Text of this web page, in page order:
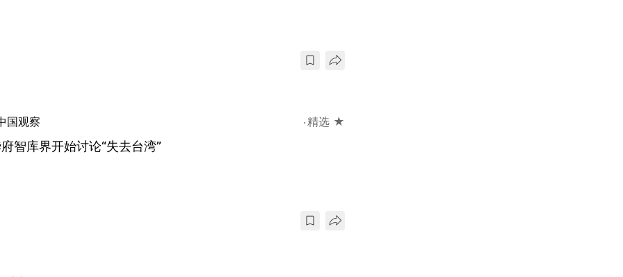
国观察 精选 ★
智库界开始讨论“失去台湾”